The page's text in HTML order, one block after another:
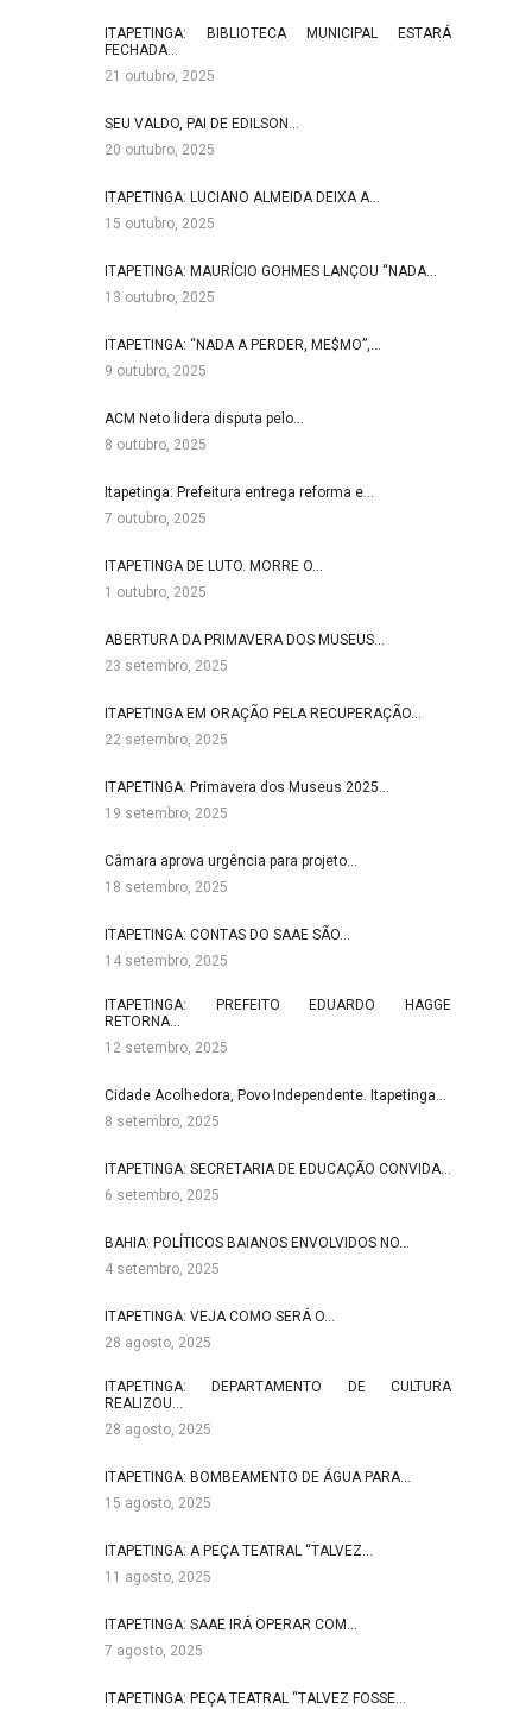
ITAPETINGA: BIBLIOTECA MUNICIPAL ESTARÁ
FECHADA…
21 outubro, 2025
SEU VALDO, PAI DE EDILSON…
20 outubro, 2025
ITAPETINGA: LUCIANO ALMEIDA DEIXA A…
15 outubro, 2025
ITAPETINGA: MAURÍCIO GOHMES LANÇOU “NADA…
13 outubro, 2025
ITAPETINGA: “NADA A PERDER, ME$MO”,…
9 outubro, 2025
ACM Neto lidera disputa pelo…
8 outubro, 2025
Itapetinga: Prefeitura entrega reforma e…
7 outubro, 2025
ITAPETINGA DE LUTO. MORRE O…
1 outubro, 2025
ABERTURA DA PRIMAVERA DOS MUSEUS…
23 setembro, 2025
ITAPETINGA EM ORAÇÃO PELA RECUPERAÇÃO…
22 setembro, 2025
ITAPETINGA: Primavera dos Museus 2025…
19 setembro, 2025
Câmara aprova urgência para projeto…
18 setembro, 2025
ITAPETINGA: CONTAS DO SAAE SÃO…
14 setembro, 2025
ITAPETINGA: PREFEITO EDUARDO HAGGE
RETORNA…
12 setembro, 2025
Cidade Acolhedora, Povo Independente. Itapetinga…
8 setembro, 2025
ITAPETINGA: SECRETARIA DE EDUCAÇÃO CONVIDA…
6 setembro, 2025
BAHIA: POLÍTICOS BAIANOS ENVOLVIDOS NO…
4 setembro, 2025
ITAPETINGA: VEJA COMO SERÁ O…
28 agosto, 2025
ITAPETINGA: DEPARTAMENTO DE CULTURA
REALIZOU…
28 agosto, 2025
ITAPETINGA: BOMBEAMENTO DE ÁGUA PARA…
15 agosto, 2025
ITAPETINGA: A PEÇA TEATRAL “TALVEZ…
11 agosto, 2025
ITAPETINGA: SAAE IRÁ OPERAR COM…
7 agosto, 2025
ITAPETINGA: PEÇA TEATRAL “TALVEZ FOSSE…